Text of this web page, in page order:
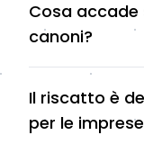
Cosa
canoni?
Il riscatto è
per le